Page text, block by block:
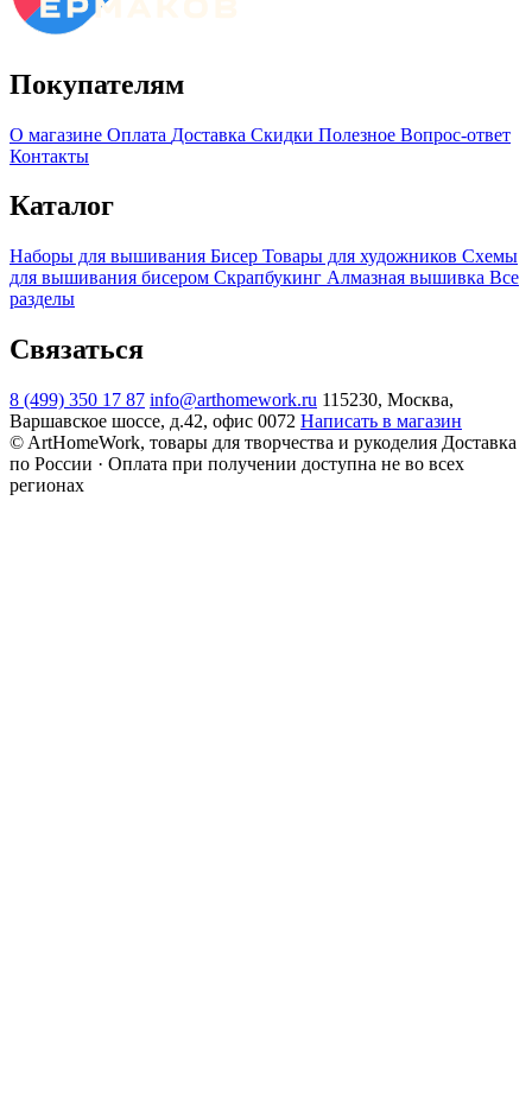
Покупателям
О магазине Оплата Доставка Скидки Полезное Вопрос-ответ
Контакты
Каталог
Наборы для вышивания Бисер Товары для художников Схемы
для вышивания бисером Скрапбукинг Алмазная вышивка Все
разделы
Связаться
8 (499) 350 17 87 info@arthomework.ru 115230, Москва,
Варшавское шоссе, д.42, офис 0072 Написать в магазин
© ArtHomeWork, товары для творчества и рукоделия Доставка
по России · Оплата при получении доступна не во всех
регионах